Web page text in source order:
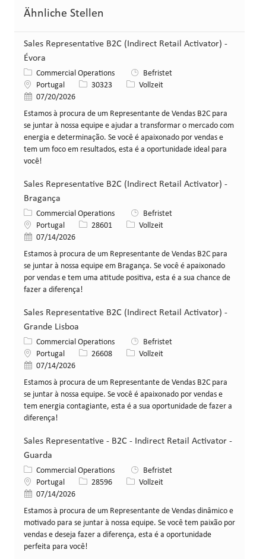
Ähnliche Stellen
Sales Representative B2C (Indirect Retail Activator) -
Évora
Kategorie
Commercial Operations
Befristet
Standort
Portugal Stellen-ID
30323 Art der Stelle
Vollzeit
Veröffentlicht am
07/20/2026
Estamos à procura de um Representante de Vendas B2C para
se juntar à nossa equipe e ajudar a transformar o mercado com
energia e determinação. Se você é apaixonado por vendas e
tem um foco em resultados, esta é a oportunidade ideal para
você!
Sales Representative B2C (Indirect Retail Activator) -
Bragança
Kategorie
Commercial Operations
Befristet
Standort
Portugal Stellen-ID
28601 Art der Stelle
Vollzeit
Veröffentlicht am
07/14/2026
Estamos à procura de um Representante de Vendas B2C para
se juntar à nossa equipe em Bragança. Se você é apaixonado
por vendas e tem uma atitude positiva, esta é a sua chance de
fazer a diferença!
Sales Representative B2C (Indirect Retail Activator) -
Grande Lisboa
Kategorie
Commercial Operations
Befristet
Standort
Portugal Stellen-ID
26608 Art der Stelle
Vollzeit
Veröffentlicht am
07/14/2026
Estamos à procura de um Representante de Vendas B2C para
se juntar à nossa equipe. Se você é apaixonado por vendas e
tem energia contagiante, esta é a sua oportunidade de fazer a
diferença!
Sales Representative - B2C - Indirect Retail Activator -
Guarda
Kategorie
Commercial Operations
Befristet
Standort
Portugal Stellen-ID
28596 Art der Stelle
Vollzeit
Veröffentlicht am
07/14/2026
Estamos à procura de um Representante de Vendas dinâmico e
motivado para se juntar à nossa equipe. Se você tem paixão por
vendas e deseja fazer a diferença, esta é a oportunidade
perfeita para você!